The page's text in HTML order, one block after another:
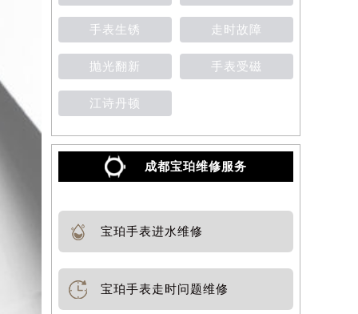
手表生锈 走时故障
抛光翻新 手表受磁
江诗丹顿
成都宝珀维修服务
宝珀手表进水维修
宝珀手表走时问题维修